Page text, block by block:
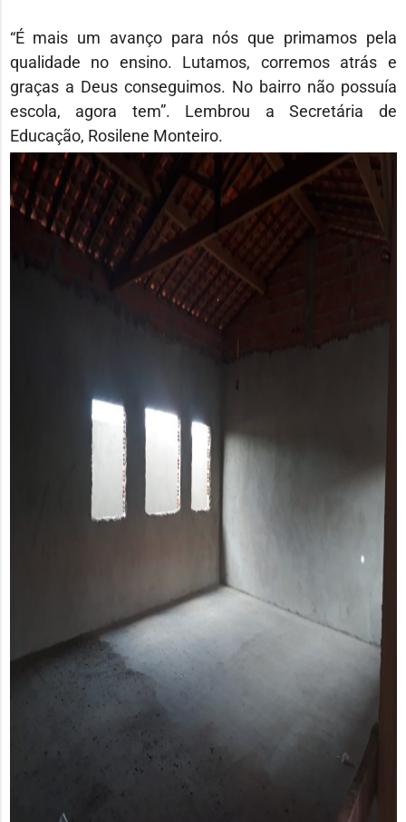
“É mais um avanço para nós que primamos pela
qualidade no ensino. Lutamos, corremos atrás e
graças a Deus conseguimos. No bairro não possuía
escola, agora tem”. Lembrou a Secretária de
Educação, Rosilene Monteiro.